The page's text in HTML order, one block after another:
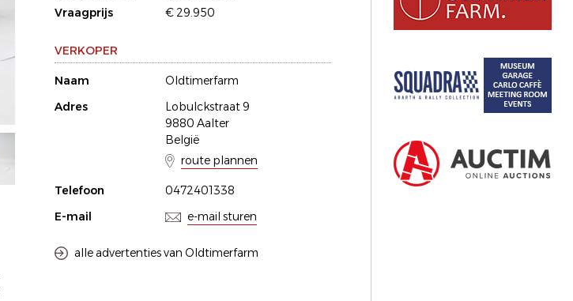
Vraagprijs
€ 29.950
VERKOPER
Naam
Oldtimerfarm
Adres
Lobulckstraat 9
9880 Aalter
België
route plannen
Telefoon
0472401338
E-mail
e-mail sturen
alle advertenties van Oldtimerfarm